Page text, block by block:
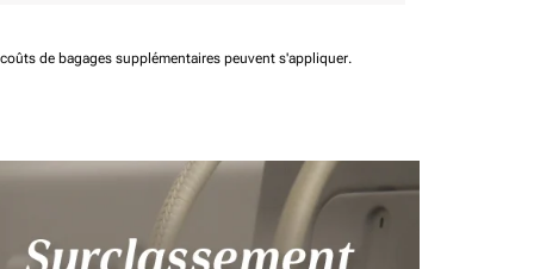
de bagages supplémentaires peuvent s'appliquer.